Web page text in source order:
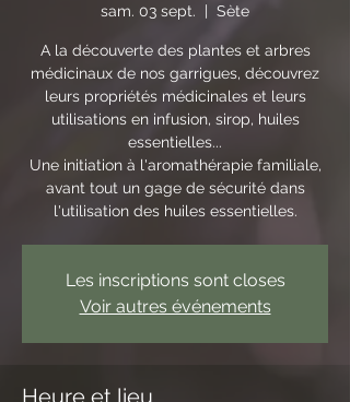
sam. 03 sept. Sète
A la découverte des plantes et arbres
médicinaux de nos garrigues, découvrez
leurs propriétés médicinales et leurs
utilisations en infusion, sirop, huiles
essentielles...
Une initiation à l'aromathérapie familiale,
avant tout un gage de sécurité dans
l'utilisation des huiles essentielles.
Les inscriptions sont closes
Voir autres événements
Heure et lieu